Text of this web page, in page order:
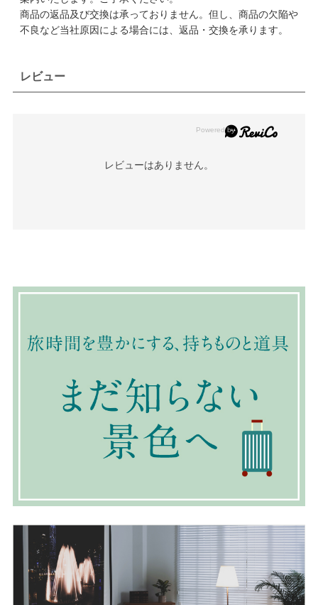
商品の返品及び交換は承っておりません。但し、商品の欠陥や
不良など当社原因による場合には、返品・交換を承ります。
レビュー
レビューはありません。